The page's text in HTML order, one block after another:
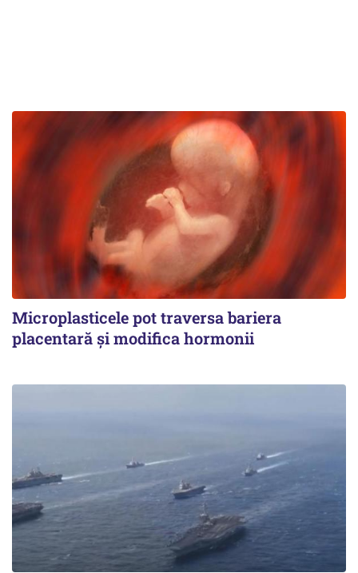
Microplasticele pot traversa bariera
placentară și modifica hormonii